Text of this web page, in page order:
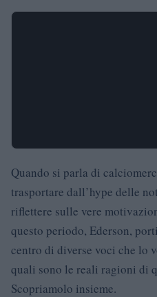
Quando si parla di
trasportare dall’hype delle
riflettere sulle vere
questo periodo, Ederson,
centro di diverse voci che lo
quali sono le reali ragioni di
Scopriamolo insieme.